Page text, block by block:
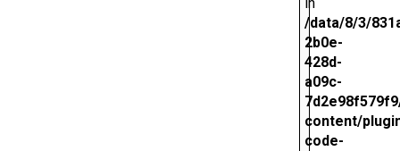
in
/data/8/3/
2b0e-
428d-
a09c-
content/
code-